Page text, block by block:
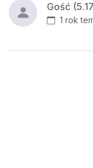
Gość
1 rok